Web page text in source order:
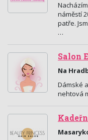
náměstí
patře.
…
Salon
Na
Dámské
nehtová